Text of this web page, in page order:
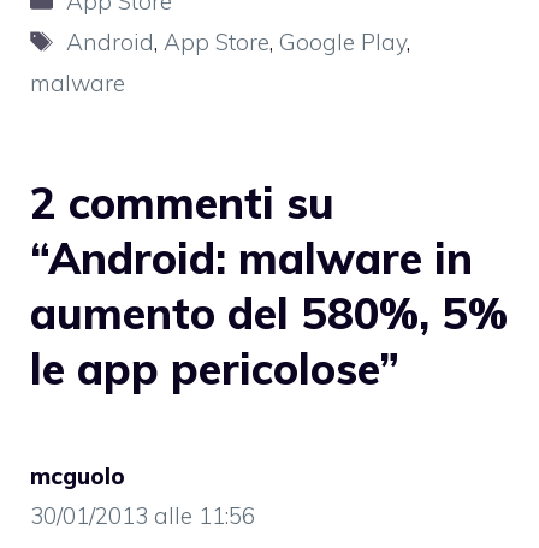
Tag
Android,App Store, Google Play,
malware
2 commenti su
“Android: malware in
aumento del 580%, 5%
le app pericolose”
mcguolo
30/01/2013 alle 11:56